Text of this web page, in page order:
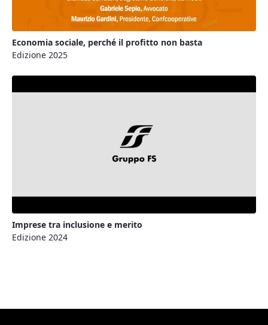
Economia sociale, perché il profitto non basta
Edizione 2025
Imprese tra inclusione e merito
Edizione 2024